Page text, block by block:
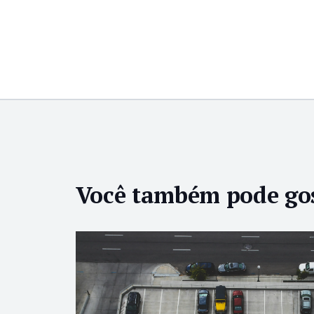
Você também pode